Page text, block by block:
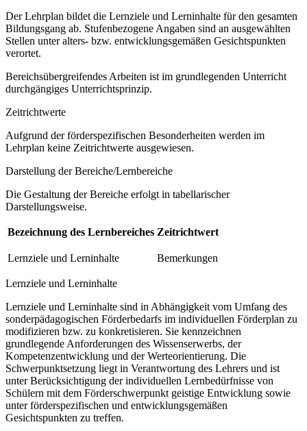
Der Lehrplan bildet die Lernziele und Lerninhalte für den gesamten
Bildungsgang ab. Stufenbezogene Angaben sind an ausgewählten
Stellen unter alters- bzw. entwicklungsgemäßen Gesichtspunkten
verortet.
Bereichsübergreifendes Arbeiten ist im grundlegenden Unterricht
durchgängiges Unterrichtsprinzip.
Zeitrichtwerte
Aufgrund der förderspezifischen Besonderheiten werden im
Lehrplan keine Zeitrichtwerte ausgewiesen.
Darstellung der Bereiche/Lernbereiche
Die Gestaltung der Bereiche erfolgt in tabellarischer
Darstellungsweise.
Bezeichnung des Lernbereiches Zeitrichtwert
Lernziele und Lerninhalte Bemerkungen
Lernziele und Lerninhalte
Lernziele und Lerninhalte sind in Abhängigkeit vom Umfang des
sonderpädagogischen Förderbedarfs im individuellen Förderplan zu
modifizieren bzw. zu konkretisieren. Sie kennzeichnen
grundlegende Anforderungen des Wissenserwerbs, der
Kompetenzentwicklung und der Werteorientierung. Die
Schwerpunktsetzung liegt in Verantwortung des Lehrers und ist
unter Berücksichtigung der individuellen Lernbedürfnisse von
Schülern mit dem Förderschwerpunkt geistige Entwicklung sowie
unter förderspezifischen und entwicklungsgemäßen
Gesichtspunkten zu treffen.